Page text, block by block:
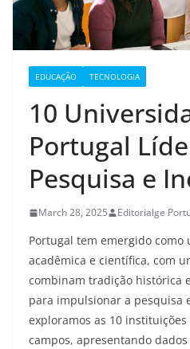
EDUCAÇÃO TECNOLOGIA
10
Portugal
Pesquisa e
March 28, 2025 Editorialge
Portugal tem emergido como
acadêmica e científica, com
combinam tradição histórica
para impulsionar a pesquisa
exploramos as 10
campos, apresentando